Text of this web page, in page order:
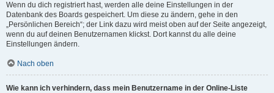
Wenn du dich registriert hast, werden alle deine Einstellungen in der
Datenbank des Boards gespeichert. Um diese zu ändern, gehe in den
„Persönlichen Bereich“; der Link dazu wird meist oben auf der Seite angezeigt,
wenn du auf deinen Benutzernamen klickst. Dort kannst du alle deine
Einstellungen ändern.
Nach oben
Wie kann ich verhindern, dass mein Benutzername in der Online-Liste